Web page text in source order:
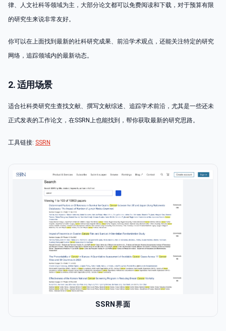
律、人文社科等领域为主，大部分论文都可以免费阅读和下载，对于预算有限
的研究生来说非常友好。
你可以在上面找到最新的社科研究成果、前沿学术观点，还能关注特定的研究
网络，追踪领域内的最新动态。
2. 适用场景
适合社科类研究生查找文献、撰写文献综述、追踪学术前沿，尤其是一些还未
正式发表的工作论文，在SSRN上也能找到，帮你获取最新的研究思路。
工具链接: SSRN
SSRN界面